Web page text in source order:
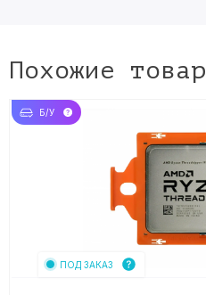
Похожие
Б/У
ПОД ЗАКАЗ